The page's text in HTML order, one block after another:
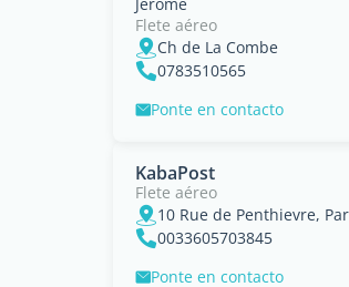
Flete aéreo
Ch de La Combe
0783510565
Ponte en contacto
KabaPost
Flete aéreo
10 Rue de Penthievre,
0033605703845
Ponte en contacto